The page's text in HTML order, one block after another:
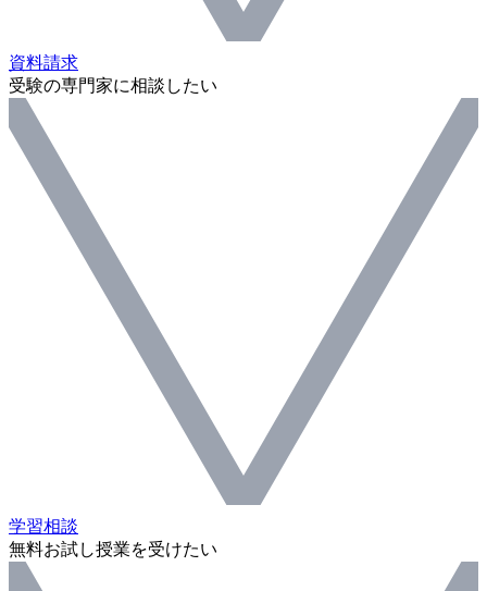
資料請求
受験の専門家に相談したい
学習相談
無料お試し授業を受けたい